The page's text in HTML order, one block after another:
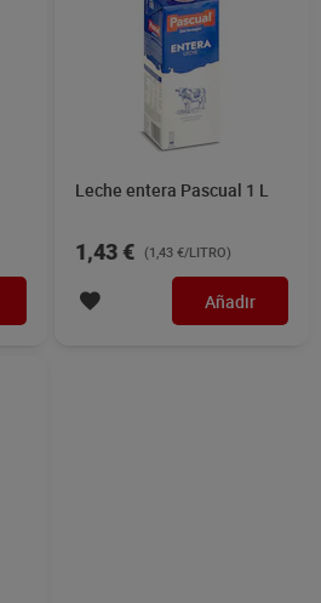
Leche entera Pascual 1 L
1,43 € (1,43 €/LITRO)
Añadir